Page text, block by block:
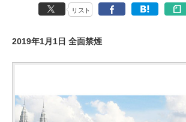
リスト
2019年1月1日 全面禁煙